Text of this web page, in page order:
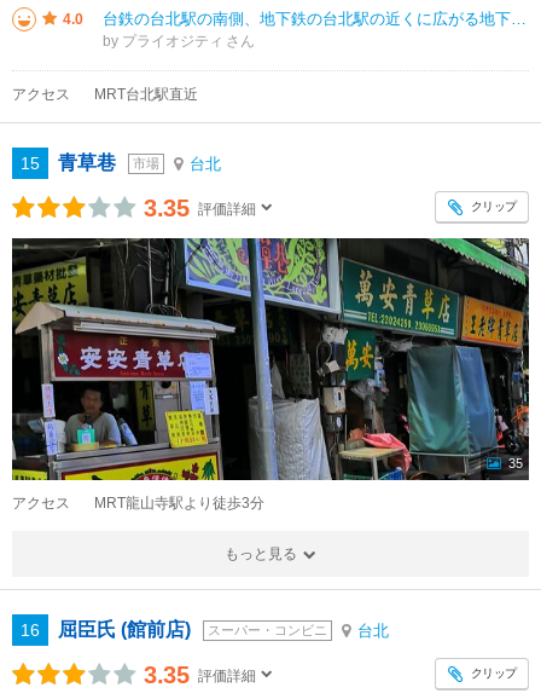
4.0 台鉄の台北駅の南側、地下鉄の台北駅の近くに広がる地下街です。地上よりも地下を歩いている人が多いところは札幌の地下街に似ているかもしれません。札幌ほど広くはないですけどね。多くの店が並ぶので店の中を覗きながら歩くのも楽しいで
by プライオジティ
アクセス MRT台北駅直近
15 青草巷 市場 台北
3.35 評価詳細 クリップ
35
アクセス MRT龍山寺駅より徒歩3分
もっと見る
16 屈臣氏 (館前店) スーパー・コンビニ 台北
3.35 評価詳細 クリップ